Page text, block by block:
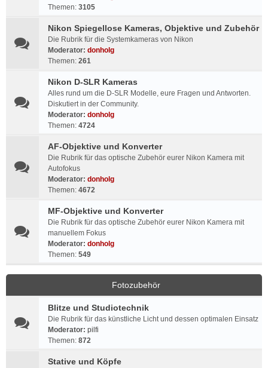
Themen: 3105
Nikon Spiegellose Kameras, Objektive und Zubehör
Die Rubrik für die Systemkameras von Nikon
Moderator: donholg
Themen: 261
Nikon D-SLR Kameras
Alles rund um die D-SLR Modelle, eure Fragen und Antworten.
Diskutiert in der Community.
Moderator: donholg
Themen: 4724
AF-Objektive und Konverter
Die Rubrik für das optische Zubehör eurer Nikon Kamera mit
Autofokus
Moderator: donholg
Themen: 4672
MF-Objektive und Konverter
Die Rubrik für das optische Zubehör eurer Nikon Kamera mit
manuellem Fokus
Moderator: donholg
Themen: 549
Fotozubehör
Blitze und Studiotechnik
Die Rubrik für das künstliche Licht und dessen optimalen Einsatz
Moderator: pilfi
Themen: 872
Stative und Köpfe